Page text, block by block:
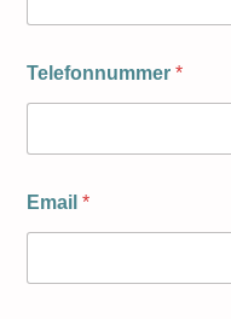
Telefonnummer *
Email *